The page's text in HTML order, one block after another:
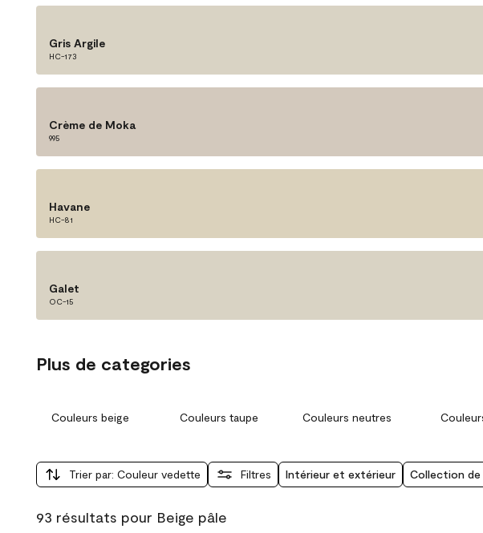
Gris Argile
HC-173
Crème de Moka
995
Havane
HC-81
Galet
OC-15
Plus de categories
Couleurs beige Couleurs taupe Couleurs neutres
Trier par: Couleur vedette Filtres Intérieur et extérieur Collection de
93 résultats pour Beige pâle